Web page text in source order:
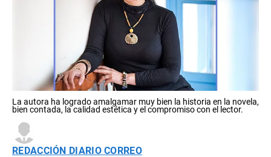
La autora ha logrado amalgamar muy bien la historia en la novela,
bien contada, la calidad estética y el compromiso con el lector.
REDACCIÓN DIARIO CORREO